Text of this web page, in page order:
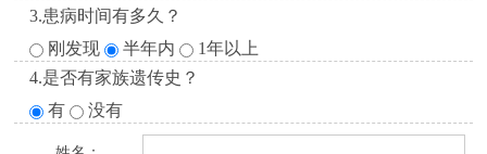
3.患病时间有多久？
刚发现
半年内
1年以上
4.是否有家族遗传史？
有
没有